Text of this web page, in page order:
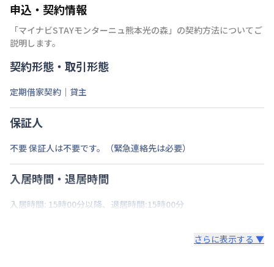
申込・契約情報
「マイナビSTAYモンターニュ熊本光の森 」の契約方法についてご
説明します。
契約形態・取引形態
定期借家契約｜貸主
保証人
不要 保証人は不要です。（緊急連絡先は必要）
入居時間・退居時間
入居時間: 15時00分以降、退居時間:15時00分
さらに表示する ▼